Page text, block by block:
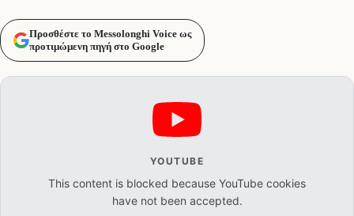
Προσθέστε το Messolonghi Voice ως
προτιμώμενη πηγή στο Google
YOUTUBE
This content is blocked because YouTube cookies
have not been accepted.